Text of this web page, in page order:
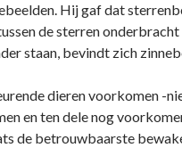
Hij gaf dat
de sterren onderbracht
staan, bevindt zich
dieren voorkomen -
en ten dele nog
de betrouwbaarste